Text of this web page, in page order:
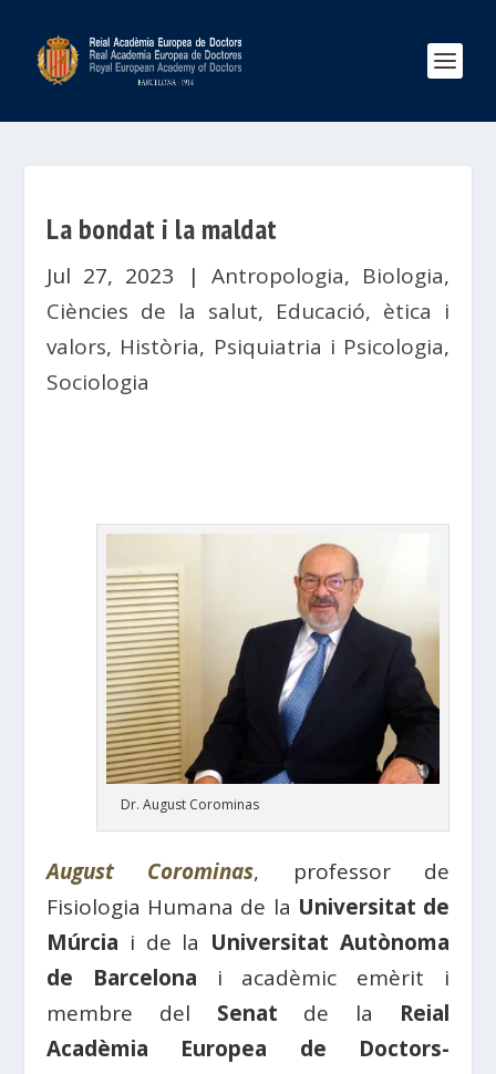
La bondat i la maldat
Jul 27, 2023 | Antropologia, Biologia,
Ciències de la salut, Educació, ètica i
valors, Història, Psiquiatria i Psicologia,
Sociologia
Dr. August Corominas
August Corominas, professor de
Fisiologia Humana de la Universitat de
Múrcia i de la Universitat Autònoma
de Barcelona i acadèmic emèrit i
membre del Senat de la Reial
Acadèmia Europea de Doctors-